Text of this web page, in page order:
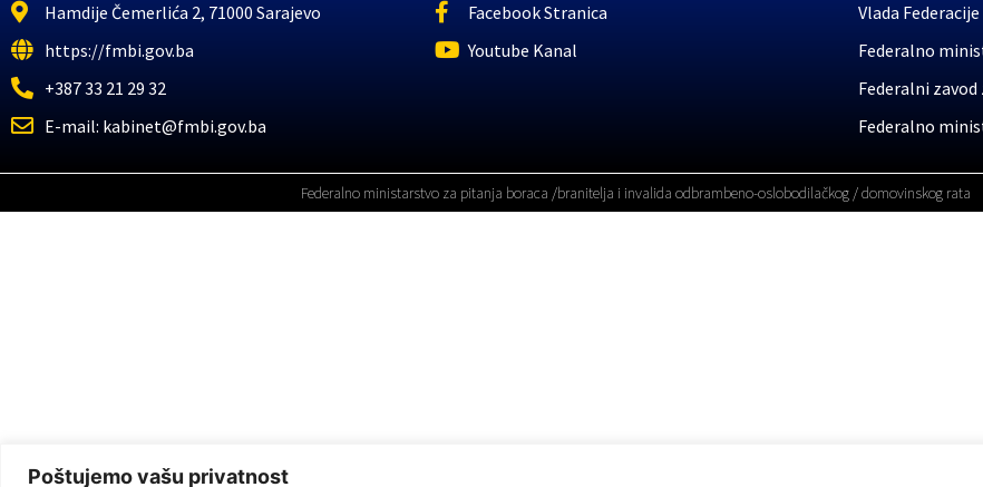
Poštujemo vašu privatnost
Hamdije Čemerlića 2, 71000 Sarajevo
https://fmbi.gov.ba
+387 33 21 29 32
E-mail: kabinet@fmbi.gov.ba
Facebook Stranica
Youtube Kanal
Vlada
Federalno
Federalni
Federalno
Federalno ministarstvo za pitanja boraca /branitelja i invalida odbrambeno-oslobodilačkog / domovinskog rata